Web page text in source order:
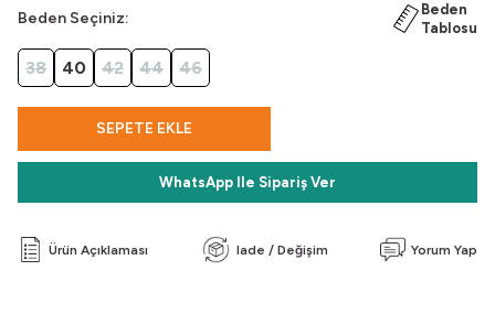
Beden Seçiniz:
Beden
Tablosu
38 40 42 44 46
SEPETE EKLE
WhatsApp Ile Sipariş Ver
Ürün Açıklaması Iade / Değişim Yorum Yap